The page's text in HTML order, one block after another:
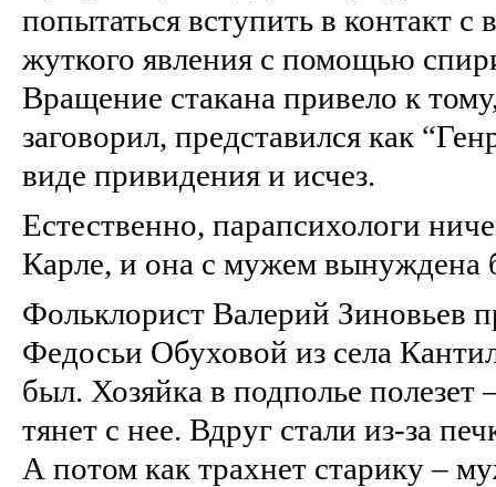
попытаться вступить в контакт с
жуткого явления с помощью
Вращение стакана привело к
заговорил, представился как
виде привидения и исчез.
Естественно, парапсихологи
Карле, и она с мужем вынуждена
Фольклорист Валерий Зиновьев
Федосьи Обуховой из села
был. Хозяйка в подполье полезет
тянет с нее. Вдруг стали из‑зa
А потом как трахнет старику –